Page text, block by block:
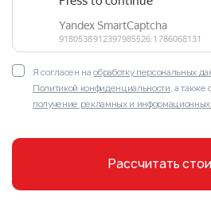
Я согласен наобработку персональных
Политикой конфиденциальности, а также
получение рекламных и